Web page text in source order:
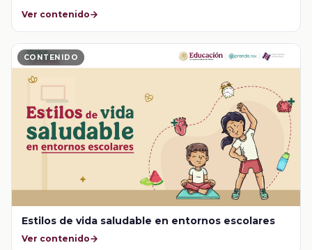
Ver contenido
CONTENIDO
Estilos de vida saludable en entornos escolares
Ver contenido